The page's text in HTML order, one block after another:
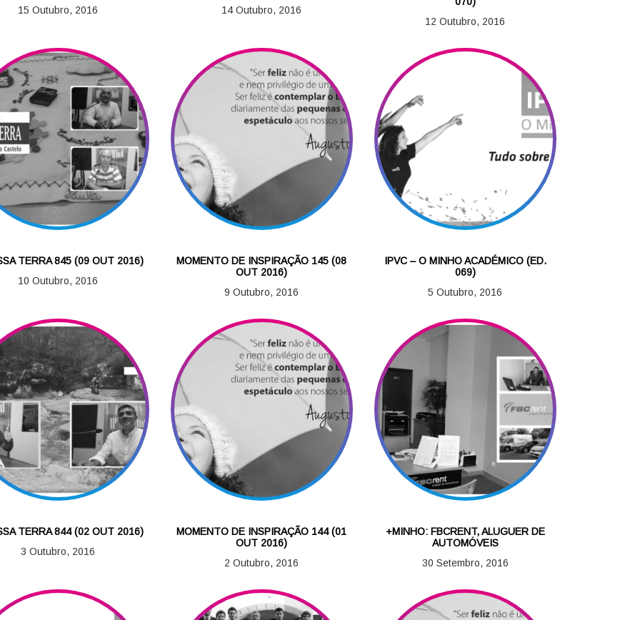
15 Outubro, 2016
14 Outubro, 2016
12 Outubro, 2016
TERRA 845 (09 OUT 2016)
10 Outubro, 2016
MOMENTO DE INSPIRAÇÃO 145 (08
OUT 2016)
9 Outubro, 2016
IPVC – O MINHO ACADÉMICO (ED.
069)
5 Outubro, 2016
TERRA 844 (02 OUT 2016)
3 Outubro, 2016
MOMENTO DE INSPIRAÇÃO 144 (01
OUT 2016)
2 Outubro, 2016
+MINHO: FBCRENT, ALUGUER DE
AUTOMÓVEIS
30 Setembro, 2016